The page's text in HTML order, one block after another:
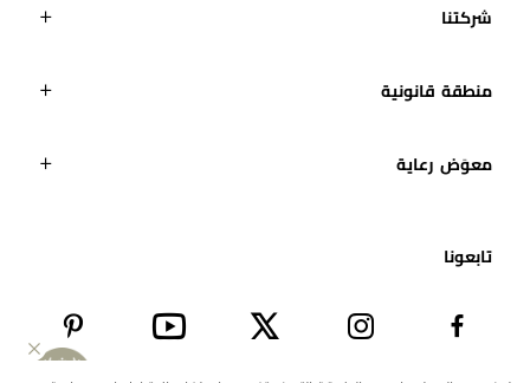
شركتنا
منطقة قانونية
معوَض رعاية
تابعونا​